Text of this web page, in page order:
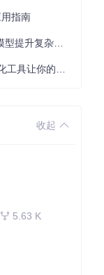
指南
收起
5.63 K